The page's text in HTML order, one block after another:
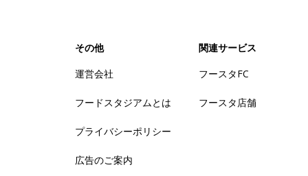
その他
運営会社
フードスタジアムとは
プライバシーポリシー
広告のご案内
関連サービス
フースタFC
フースタ店舗